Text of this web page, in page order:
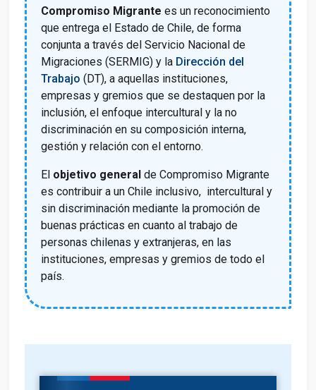
Compromiso Migrante es un reconocimiento
que entrega el Estado de Chile, de forma
conjunta a través del Servicio Nacional de
Migraciones (SERMIG) y la Dirección del
Trabajo (DT), a aquellas instituciones,
empresas y gremios que se destaquen por la
inclusión, el enfoque intercultural y la no
discriminación en su composición interna,
gestión y relación con el entorno.
El objetivo general de Compromiso Migrante
es contribuir a un Chile inclusivo, intercultural y
sin discriminación mediante la promoción de
buenas prácticas en cuanto al trabajo de
personas chilenas y extranjeras, en las
instituciones, empresas y gremios de todo el
país.